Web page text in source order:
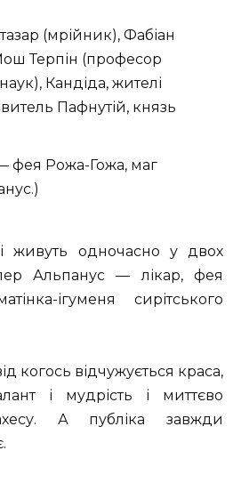
(мрійник), Фабіан
Терпін (професор
Кандіда, жителі
Пафнутій, князь
фея Рожа-Гожа, маг
живуть одночасно у двох
Альпанус — лікар, фея
ігуменя сирітського
когось відчужується краса,
і мудрість і миттєво
А публіка завжди